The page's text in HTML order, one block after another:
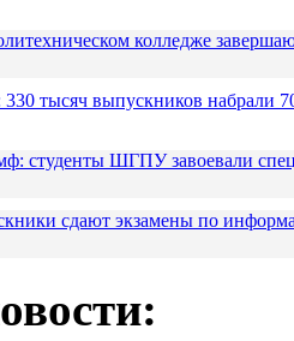
колледже
тысяч выпускников набрали
студенты ШГПУ завоевали
сдают экзамены по